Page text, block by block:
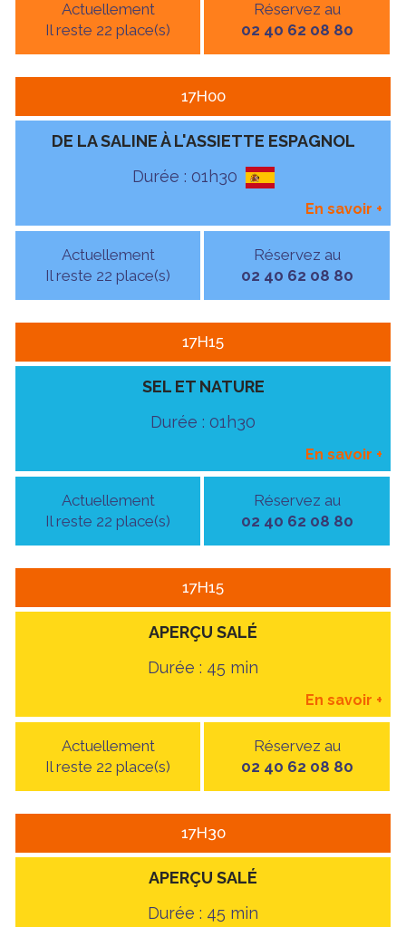
Actuellement
Il reste 22 place(s)
Réservez au
02 40 62 08 80
17H00
DE LA SALINE À L'ASSIETTE ESPAGNOL
Durée : 01h30
En savoir +
Actuellement
Il reste 22 place(s)
Réservez au
02 40 62 08 80
17H15
SEL ET NATURE
Durée : 01h30
En savoir +
Actuellement
Il reste 22 place(s)
Réservez au
02 40 62 08 80
17H15
APERÇU SALÉ
Durée : 45 min
En savoir +
Actuellement
Il reste 22 place(s)
Réservez au
02 40 62 08 80
17H30
APERÇU SALÉ
Durée : 45 min